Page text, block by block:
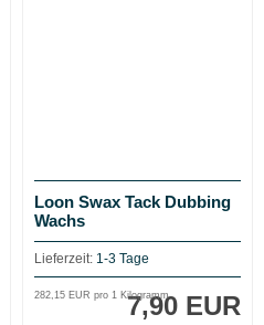
Loon Swax Tack Dubbing
Wachs
Lieferzeit: 1-3 Tage
7,90 EUR
282,15 EUR pro 1 Kilogramm